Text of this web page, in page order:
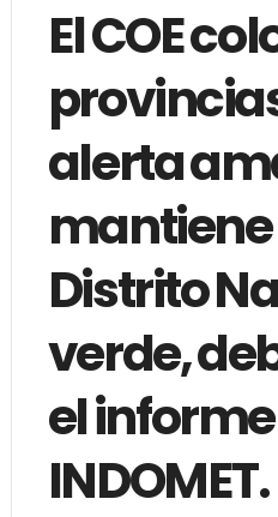
El COE
alerta
mantiene
Distrito
verde,
el
INDOMET.